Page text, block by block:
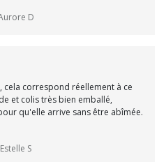
D
cela correspond réellement à ce
et colis très bien emballé,
qu'elle arrive sans être abîmée.
S